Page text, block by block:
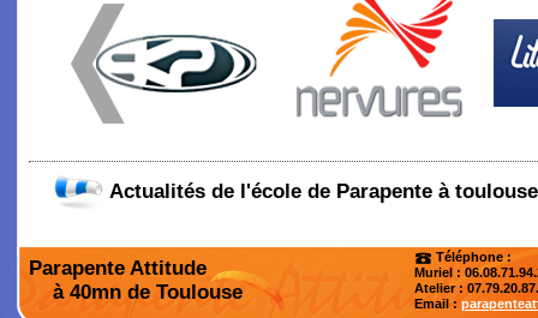
Actualités de l'école de Parapente à toulouse
Parapente Attitude
à 40mn de Toulouse
Téléphone :
Muriel :
Atelier:
Email :